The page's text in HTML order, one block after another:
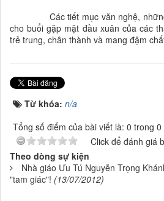
Các tiết mục văn nghệ, những
cho buổi gặp mặt đầu xuân của các
trẻ trung, chân thành và mang đậm
Từ khóa: n/a
Tổng số điểm của bài viết là: 0 trong 0
Click để đánh giá
Theo dòng sự kiện
Nhà giáo Ưu Tú Nguyễn Trọng
"tam giác"! (13/07/2012)